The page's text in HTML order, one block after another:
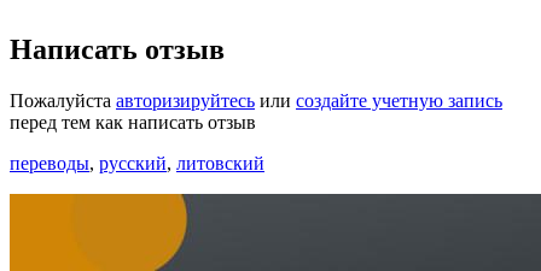
Написать отзыв
Пожалуйста авторизируйтесь или создайте учетную запись
перед тем как написать отзыв
переводы, русский, литовский